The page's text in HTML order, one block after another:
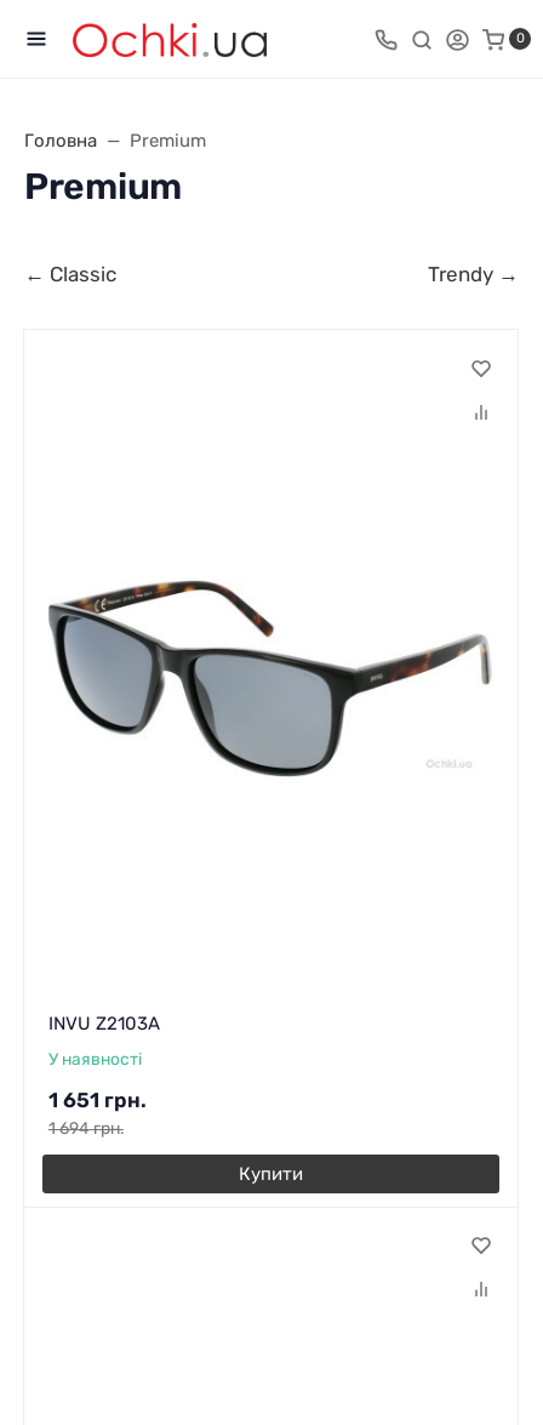
0
Головна Premium
Premium
Trendy →
← Classic
INVU Z2103A
У наявності
1 651 грн.
1 694грн.
Купити